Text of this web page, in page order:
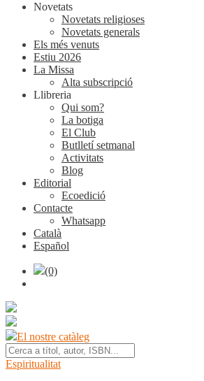
Novetats
Novetats religioses
Novetats generals
Els més venuts
Estiu 2026
La Missa
Alta subscripció
Llibreria
Qui som?
La botiga
El Club
Butlletí setmanal
Activitats
Blog
Editorial
Ecoedició
Contacte
Whatsapp
Català
Español
(0)
El nostre catàleg
Espiritualitat